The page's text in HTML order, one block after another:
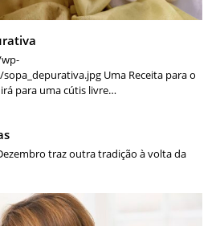
Uma Receita para o
para uma cútis livre…
traz outra tradição à volta da